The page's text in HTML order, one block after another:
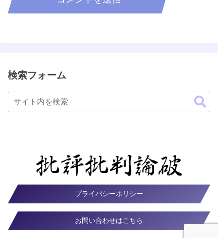
検索フォーム
プライバシーポリシー
お問い合わせはこちら